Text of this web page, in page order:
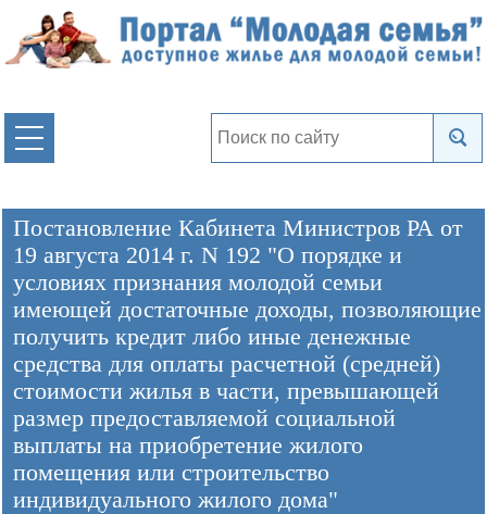
Постановление Кабинета Министров РА от
19 августа 2014 г. N 192 "О порядке и
условиях признания молодой семьи
имеющей достаточные доходы, позволяющие
получить кредит либо иные денежные
средства для оплаты расчетной (средней)
стоимости жилья в части, превышающей
размер предоставляемой социальной
выплаты на приобретение жилого
помещения или строительство
индивидуального жилого дома"